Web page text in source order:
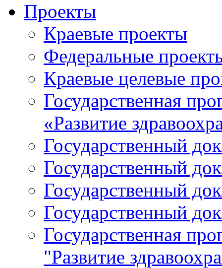
Проекты
Краевые проекты
Федеральные
Краевые целевые
Государственная
«Развитие
Государственный
Государственный
Государственный
Государственный
Государственная
"Развитие